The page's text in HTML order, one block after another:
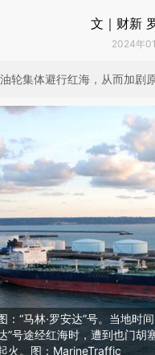
文｜财新
2024年
轮集体避行红海，从而加剧
：“马林·罗安达”号。当地时
”号途经红海时，遭到也门胡
火。图：MarineTraffic